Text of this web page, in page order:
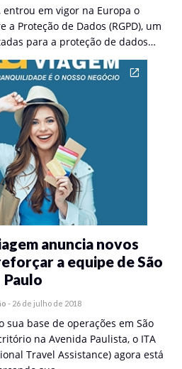
entrou em vigor na Europa o
a Proteção de Dados (RGPD), um
para a proteção de dados…
anuncia novos
a equipe de São
Paulo
- 26 de julho de 2018
sua base de operações em São
na Avenida Paulista, o ITA
Travel Assistance) agora está